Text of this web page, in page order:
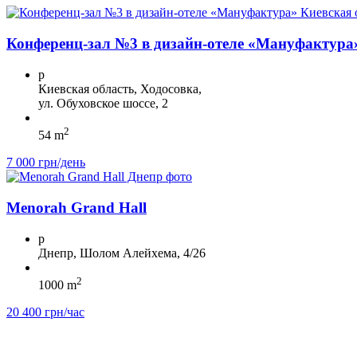
Конференц-зал №3 в дизайн-отеле
p
Киевская область, Ходосовка,
ул. Обуховское шоссе, 2
54 m2
7 000 грн/день
Menorah Grand Hall
p
Днепр, Шолом Алейхема, 4/26
1000 m2
20 400 грн/час